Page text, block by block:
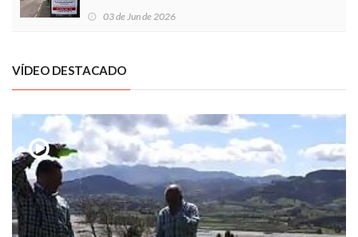
03 de Jun de 2026
VÍDEO DESTACADO